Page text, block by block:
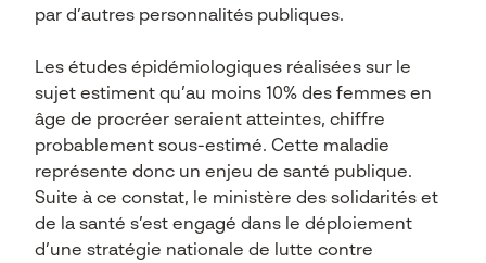
par d’autres personnalités publiques.
Les études épidémiologiques réalisées sur le
sujet estiment qu’au moins 10% des femmes en
âge de procréer seraient atteintes, chiffre
probablement sous-estimé. Cette maladie
représente donc un enjeu de santé publique.
Suite à ce constat, le ministère des solidarités et
de la santé s’est engagé dans le déploiement
d’une stratégie nationale de lutte contre